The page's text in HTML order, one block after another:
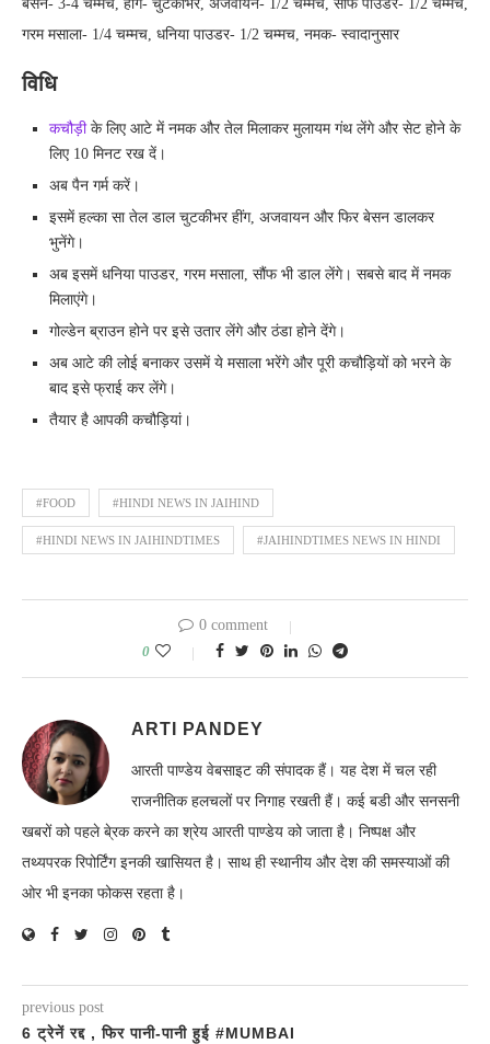
बेसन- 3-4 चम्मच, हींग- चुटकीभर, अजवायन- 1/2 चम्मच, सौंफ पाउडर- 1/2 चम्मच,
गरम मसाला- 1/4 चम्मच, धनिया पाउडर- 1/2 चम्मच, नमक- स्वादानुसार
विधि
कचौड़ीके लिए आटे में नमक और तेल मिलाकर मुलायम गंथ लेंगे और सेट होने के
लिए 10 मिनट रख दें।
अब पैन गर्म करें।
इसमें हल्का सा तेल डाल चुटकीभर हींग, अजवायन और फिर बेसन डालकर
भुनेंगे।
अब इसमें धनिया पाउडर, गरम मसाला, सौंफ भी डाल लेंगे। सबसे बाद में नमक
मिलाएंगे।
गोल्डेन ब्राउन होने पर इसे उतार लेंगे और ठंडा होने देंगे।
अब आटे की लोई बनाकर उसमें ये मसाला भरेंगे और पूरी कचौड़ियों को भरने के
बाद इसे फ्राई कर लेंगे।
तैयार है आपकी कचौड़ियां।
#FOOD #HINDI NEWS IN JAIHIND
#HINDI NEWS IN JAIHINDTIMES #JAIHINDTIMES NEWS IN HINDI
0 comment
0
ARTI PANDEY
आरती पाण्डेय वेबसाइट की संपादक हैं। यह देश में चल रही
राजनीतिक हलचलों पर निगाह रखती हैं। कई बडी और सनसनी
खबरों को पहले बे्रक करने का श्रेय आरती पाण्डेय को जाता है। निष्पक्ष और
तथ्यपरक रिपोर्टिंग इनकी खासियत है। साथ ही स्थानीय और देश की समस्याओं की
ओर भी इनका फोकस रहता है।
previous post
6 ट्रेनें रद्द , फिर पानी-पानी हुई #MUMBAI